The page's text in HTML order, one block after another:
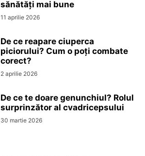
sănătăți mai bune
11 aprilie 2026
De ce reapare ciuperca
piciorului? Cum o poți combate
corect?
2 aprilie 2026
De ce te doare genunchiul? Rolul
surprinzător al cvadricepsului
30 martie 2026